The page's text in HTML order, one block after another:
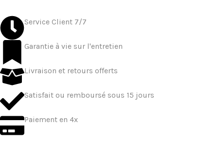
Service Client 7/7
Garantie à vie sur l'entretien
Livraison et retours offerts
Satisfait ou remboursé sous 15 jours
Paiement en 4x